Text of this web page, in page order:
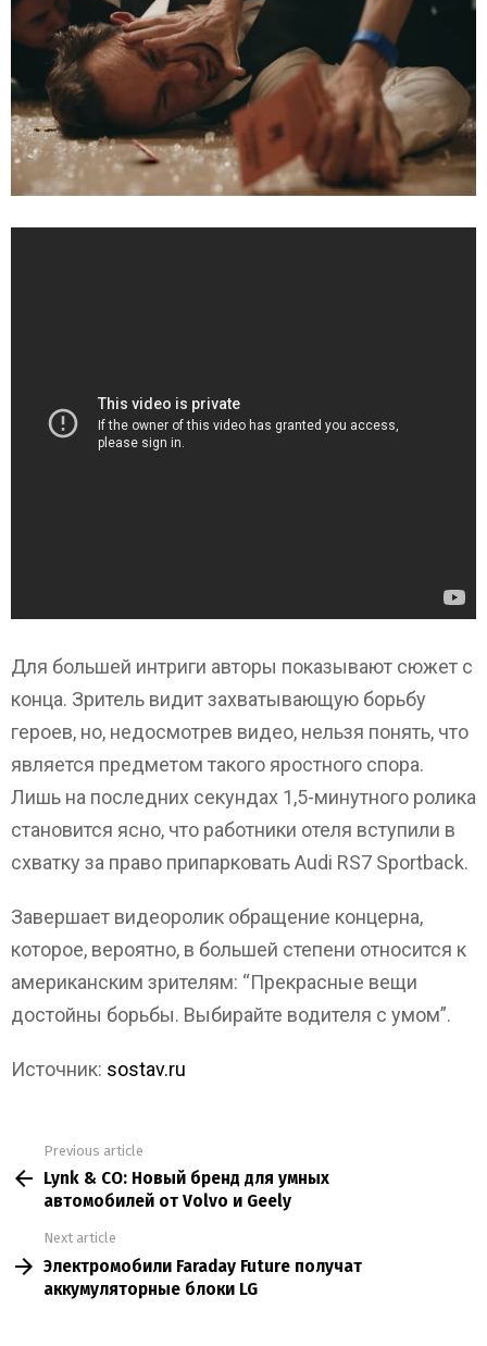
Для большей интриги авторы показывают сюжет с
конца. Зритель видит захватывающую борьбу
героев, но, недосмотрев видео, нельзя понять, что
является предметом такого яростного спора.
Лишь на последних секундах 1,5-минутного ролика
становится ясно, что работники отеля вступили в
схватку за право припарковать Audi RS7 Sportback.
Завершает видеоролик обращение концерна,
которое, вероятно, в большей степени относится к
американским зрителям: “Прекрасные вещи
достойны борьбы. Выбирайте водителя с умом”.
Источник: sostav.ru
more
Previous article
Lynk & CO: Новый бренд для умных
автомобилей от Volvo и Geely
Next article
Электромобили Faraday Future получат
аккумуляторные блоки LG